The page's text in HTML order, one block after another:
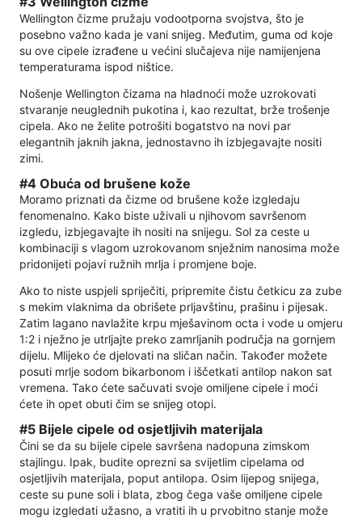
Wellington čizme pružaju vodootporna svojstva, što je
posebno važno kada je vani snijeg. Međutim, guma od koje
su ove cipele izrađene u većini slučajeva nije namijenjena
temperaturama ispod ništice.
Nošenje Wellington čizama na hladnoći može uzrokovati
stvaranje neuglednih pukotina i, kao rezultat, brže trošenje
cipela. Ako ne želite potrošiti bogatstvo na novi par
elegantnih jaknih jakna, jednostavno ih izbjegavajte nositi
zimi.
#4 Obuća od brušene kože
Moramo priznati da čizme od brušene kože izgledaju
fenomenalno. Kako biste uživali u njihovom savršenom
izgledu, izbjegavajte ih nositi na snijegu. Sol za ceste u
kombinaciji s vlagom uzrokovanom snježnim nanosima može
pridonijeti pojavi ružnih mrlja i promjene boje.
Ako to niste uspjeli spriječiti, pripremite čistu četkicu za zube
s mekim vlaknima da obrišete prljavštinu, prašinu i pijesak.
Zatim lagano navlažite krpu mješavinom octa i vode u omjeru
1:2 i nježno je utrljajte preko zamrljanih područja na gornjem
dijelu. Mlijeko će djelovati na sličan način. Također možete
posuti mrlje sodom bikarbonom i iščetkati antilop nakon sat
vremena. Tako ćete sačuvati svoje omiljene cipele i moći
ćete ih opet obuti čim se snijeg otopi.
#5 Bijele cipele od osjetljivih materijala
Čini se da su bijele cipele savršena nadopuna zimskom
stajlingu. Ipak, budite oprezni sa svijetlim cipelama od
osjetljivih materijala, poput antilopa. Osim lijepog snijega,
ceste su pune soli i blata, zbog čega vaše omiljene cipele
mogu izgledati užasno, a vratiti ih u prvobitno stanje može